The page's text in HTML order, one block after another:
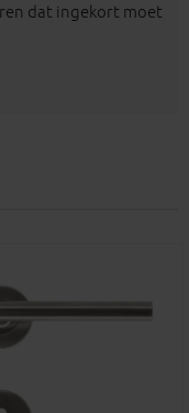
dat ingekort moet